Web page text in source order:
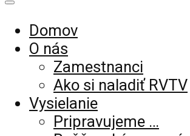
Domov
O nás
Zamestnanci
Ako si naladiť RVTV
Vysielanie
Pripravujeme …